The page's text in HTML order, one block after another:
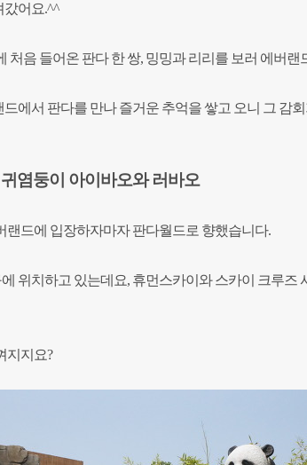
갔어요.^^
처음 들어온 판다 한 쌍, 밍밍과 리리를 보러 에버랜
에서 판다를 만나 즐거운 추억을 쌓고 오니 그 감
염둥이 아이바오와 러바오
랜드에 입장하자마자 판다월드로 향했습니다.
위치하고 있는데요, 휴먼스카이와 스카이 크루즈
지지요?